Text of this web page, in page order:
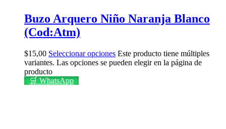
Buzo Arquero Niño Naranja Blanco
(Cod:Atm)
$15,00 Seleccionar opciones Este producto tiene múltiples
variantes. Las opciones se pueden elegir en la página de
producto
🛒 WhatsApp